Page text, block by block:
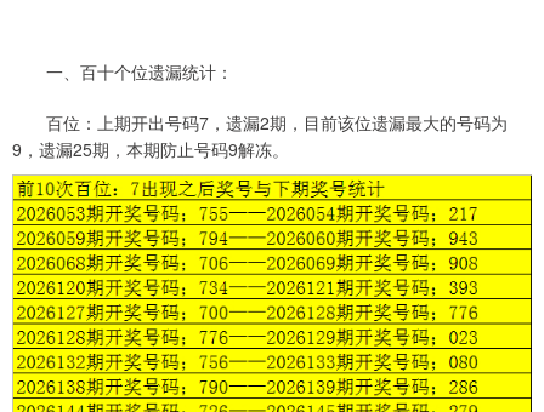
一、百十个位遗漏统计：
百位：上期开出号码7，遗漏2期，目前该位遗漏最大的号码为
9，遗漏25期，本期防止号码9解冻。